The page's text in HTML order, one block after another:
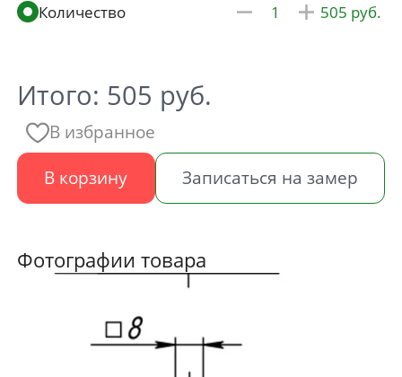
505
Итого: 505 руб.
В избранное
В корзину
Записаться на замер
Фотографии товара